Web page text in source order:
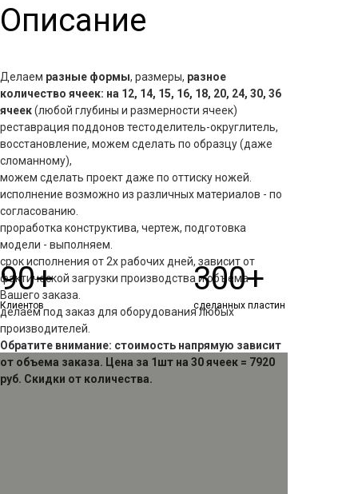
Описание
300+
90+
сделанных пластин
Клиентов
Делаем разные формы, размеры, разное
количество ячеек: на 12, 14, 15, 16, 18, 20, 24, 30, 36
ячеек(любой глубины и размерности ячеек)
реставрация поддонов тестоделитель-округлитель,
восстановление, можем сделать по образцу (даже
сломанному),
можем сделать проект даже по оттиску ножей.
исполнение возможно из различных материалов - по
согласованию.
проработка конструктива, чертеж, подготовка
модели - выполняем.
срок исполнения от 2х рабочих дней, зависит от
фактической загрузки производства и объема
Вашего заказа.
делаем под заказ для оборудования любых
производителей.
Обратите внимание: стоимость напрямую зависит
от объема заказа. Цена за 1шт на 30 ячеек = 7920
руб. Скидки от количества.